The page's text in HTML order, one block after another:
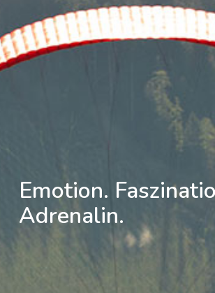
Emotion.
Adrenalin.